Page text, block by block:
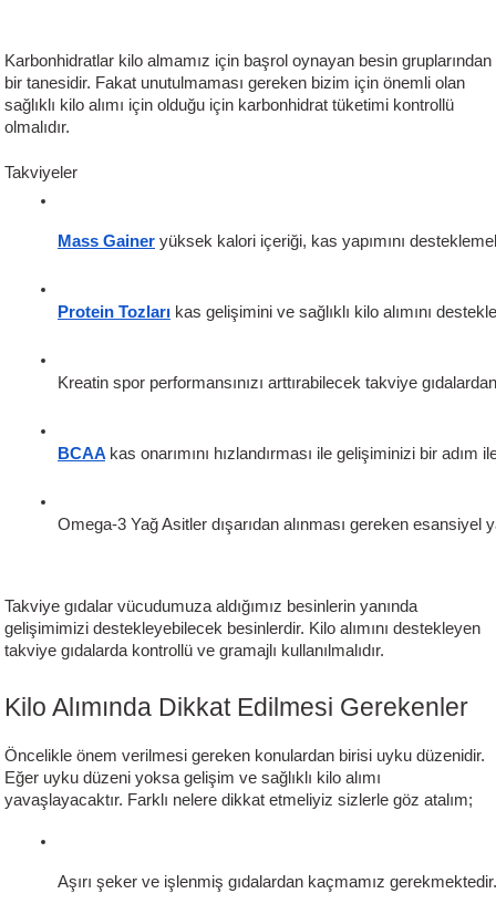
Karbonhidratlar kilo almamız için başrol oynayan besin gruplarından
bir tanesidir. Fakat unutulmaması gereken bizim için önemli olan
sağlıklı kilo alımı için olduğu için karbonhidrat tüketimi kontrollü
olmalıdır.
Takviyeler
Mass Gainer yüksek kalori içeriği, kas yapımını
Protein Tozları kas gelişimini ve sağlıklı kilo alımını
Kreatin spor performansınızı arttırabilecek takviye
BCAA kas onarımını hızlandırması ile gelişiminizi bir
Omega-3 Yağ Asitler dışarıdan alınması gereken esansiyel
Takviye gıdalar vücudumuza aldığımız besinlerin yanında
gelişimimizi destekleyebilecek besinlerdir. Kilo alımını destekleyen
takviye gıdalarda kontrollü ve gramajlı kullanılmalıdır.
Kilo Alımında Dikkat Edilmesi Gerekenler
Öncelikle önem verilmesi gereken konulardan birisi uyku düzenidir.
Eğer uyku düzeni yoksa gelişim ve sağlıklı kilo alımı
yavaşlayacaktır. Farklı nelere dikkat etmeliyiz sizlerle göz atalım;
Aşırı şeker ve işlenmiş gıdalardan kaçmamız gerekmektedir.